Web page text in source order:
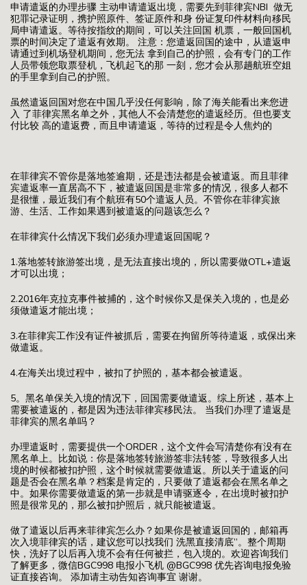
申请遣返的办理步骤 主动申请遣返出境，需要先到菲律宾NBI 做无
犯罪记录证明，携护照原件、签证原件和身 份证复印件材料向移民
局申请遣返。等待按指纹的期间，可以关注回国 机票，一般回国机
票的时间决定了遣返有效期。 注意：您遣返回国的途中，从遣返申
请通过到机场登机期间，您无法 拿到自己的护照，会有专门的工作
人员带领您取票登机，飞机起飞的那 一刻，您才会从那趟航班空姐
的手里拿到自己的护照。
虽然遣返回国对您在中国几乎没任何影响，除了海关能看出来您进
入 了菲律宾黑名单之外，其他人不会清楚您的遣返经历。但也要支
付比较 高的遣返费，而且申请遣返，等待的过程是令人焦灼的
在菲律宾不管你是落地签逾期，还是违法都是会被遣返。而且菲律
宾遣返率一直居高不下，被遣返回国是非常多的情况，很多人都不
是很懂，最近我们有个航班有50个遣返人员。不管你在菲律宾旅
游、生活、工作如果遇到被遣返的问题该怎么？
在菲律宾什么情况下我们必须办理遣返回国呢？
1.落地签转旅游签出境，是无法直接出境的，所以需要做OTL+遣返
才可以出境；
2.2016年克拉克事件被捕的，这个时候你又是保关入境的，也是必
须做遣返才能出境；
3.在菲律宾工作没有证件被抓后，需要在拘留所等待遣返，或保出来
做遣返。
4.在海关出境过程中，被扣了护照的，基本都会被遣返。
5。黑名单保关入境的情况下，回国需要做遣返。综上所述，基本上
需要被遣返的，都是因为违法菲律宾移民法。 当我们办理了遣返是
菲律宾的黑名单吗？
办理遣返时，需要提供一个ORDER，这个文件会写清楚你有没有在
黑名单上。比如说：你是落地签转旅游签非法转签，导致很多人出
境的时候都被扣护照，这个时候就需要做遣返。所以关于遣返的问
题是否会在黑名单？档案是肯定的，只要做了遣返都会在黑名单之
中。如果你需要做遣返的第一步就是申请驱逐令，在出境时被扣护
照是很常见的，那么被扣护照后，就只能被遣返。
做了遣返以后再来菲律宾怎么办？如果你是被遣返回国的，邮箱再
次入境菲律宾的话，建议您可以找我们 洗黑直接清底”。整个周期
快，洗好了以后再入境不会有任何被拦，包入境的。欢迎咨询我们
了解更多，微信BGC998 电报小飞机 @BGC998 优先咨询电报免验
证直接咨询。 添加请主动告知咨询事宜 谢谢。